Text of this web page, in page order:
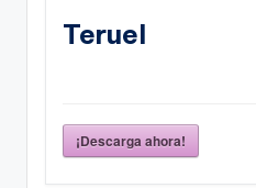
Teruel
¡Descarga ahora!